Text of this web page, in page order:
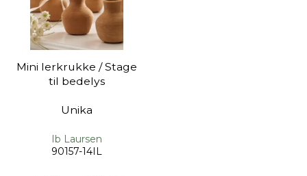
Mini lerkrukke / Stage
til bedelys
Unika
Ib Laursen
90157-14IL